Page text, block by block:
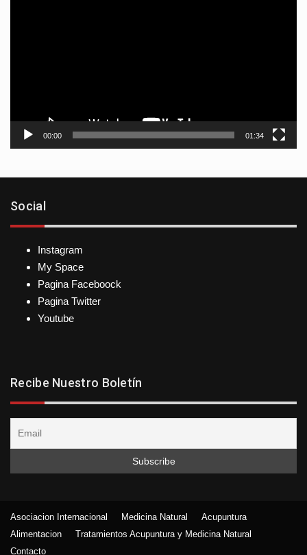
00:00 01:34
Social
Instagram
My Space
Pagina Faceboock
Pagina Twitter
Youtube
Recibe Nuestro Boletín
Asociacion Internacional Medicina Natural
Acupuntura
Alimentacion
Tratamientos Acupuntura y Medicina Natural
Contacto